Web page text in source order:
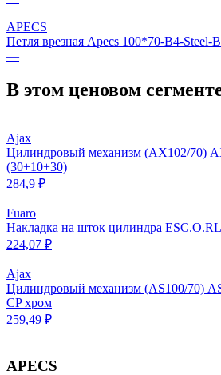
APECS
Петля врезная Apecs 100*70-B4-Steel-
—
В этом ценовом
Ajax
Цилиндровый механизм (AX102/70)
(30+10+30)
284,9 ₽
Fuaro
Накладка на шток цилиндра
224,07 ₽
Ajax
Цилиндровый механизм (AS100/70)
CP хром
259,49 ₽
APECS